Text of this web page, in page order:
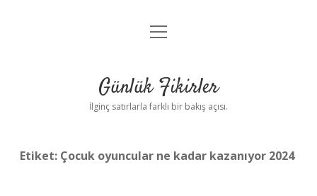
Anasayfa
Yasal Uyarı
menüyü
Günlük Fikirler
İlginç satırlarla farklı bir bakış açısı.
Etiket: Çocuk oyuncular ne kadar kazanıyor 2024